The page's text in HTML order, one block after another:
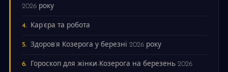
2026 року
Кар’єра та робота
Здоров’я Козерога у березні 2026 року
Гороскоп для жінки-Козерога на березень 2026